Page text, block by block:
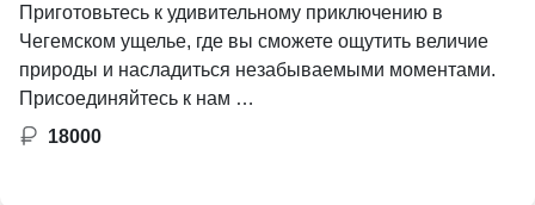
Приготовьтесь к удивительному приключению в
Чегемском ущелье, где вы сможете ощутить величие
природы и насладиться незабываемыми моментами.
Присоединяйтесь к нам …
18000